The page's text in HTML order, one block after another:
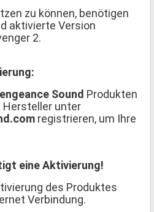
zu können, benötigen
aktivierte Version
2.
Sound Produkten
Hersteller unter
registrieren, um Ihre
eine Aktivierung!
des Produktes
Verbindung.